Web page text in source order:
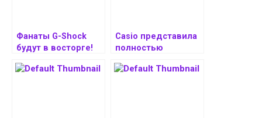
Фанаты G-Shock
будут в восторге!
новые часы G-
Casio представила
полностью
часы G-Shock